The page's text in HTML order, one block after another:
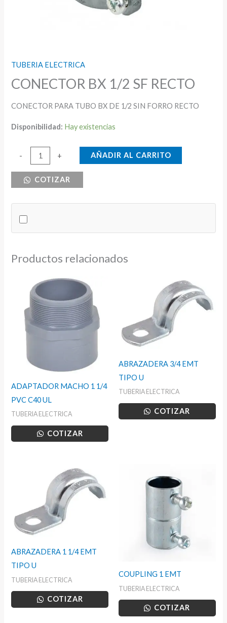
TUBERIA ELECTRICA
CONECTOR BX 1/2 SF RECTO
CONECTOR PARA TUBO BX DE 1/2 SIN FORRO RECTO
Disponibilidad: Hay existencias
-
CONECTOR
cantidad
+ AÑADIR AL CARRITO
COTIZAR
Productos relacionados
ADAPTADOR MACHO 1 1/4
PVC C40 UL
TUBERIA ELECTRICA
COTIZAR
ABRAZADERA 3/4 EMT
TIPO U
TUBERIA ELECTRICA
COTIZAR
ABRAZADERA 1 1/4 EMT
TIPO U
TUBERIA ELECTRICA
COTIZAR
COUPLING 1 EMT
TUBERIA ELECTRICA
COTIZAR